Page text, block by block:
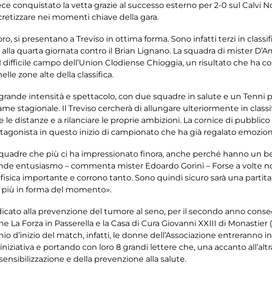
conquistato la vetta grazie al successo esterno per 2-0 sul Calvi
nei momenti chiave della gara.
si presentano a Treviso in ottima forma. Sono infatti terzi in
quarta giornata contro il Brian Lignano. La squadra di mister
campo dell’Union Clodiense Chioggia, un risultato che ha
zone alte della classifica.
intensità e spettacolo, con due squadre in salute e un Tenni
stagionale. Il Treviso cercherà di allungare ulteriormente in
le distanze e a rilanciare le proprie ambizioni. La cornice di
in questo inizio di campionato che ha già regalato
che più ci ha impressionato finora, anche perché hanno un
entusiasmo – commenta mister Edoardo Gorini – Forse a
importante e corrono tanto. Sono quindi sicuro sarà una
in forma del momento».
alla prevenzione del tumore al seno, per il secondo anno
La Forza in Passerella e la Casa di Cura Giovanni XXIII di
d’inizio del match, infatti, le donne dell’Associazione
e portando con loro 8 grandi lettere che, una accanto
e della prevenzione alla salute.